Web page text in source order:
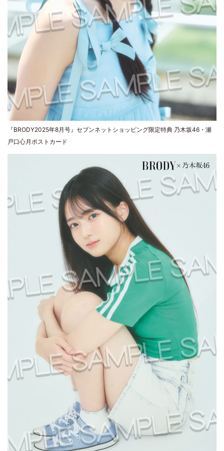
『BRODY2025年8月号』セブンネットショッピング限定特典 乃木坂46・瀬
戸口心月ポストカード